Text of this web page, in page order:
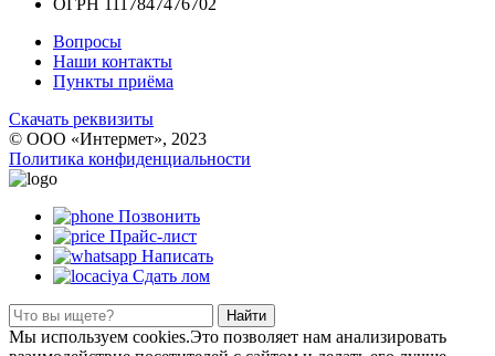
Вопросы
Наши контакты
Пункты приёма
Скачать реквизиты
© ООО «Интермет», 2023
Политика конфиденциальности
Позвонить
Прайс-лист
Написать
Сдать лом
Найти
Мы используем cookies.Это позволяет нам анализировать